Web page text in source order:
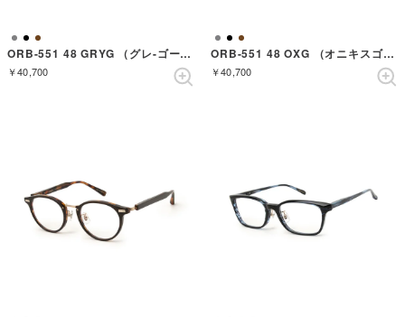
ORB-551 48 GRYG （グレ-ゴールド）
￥40,700
ORB-551 48 OXG （オニキスゴールド）
￥40,700